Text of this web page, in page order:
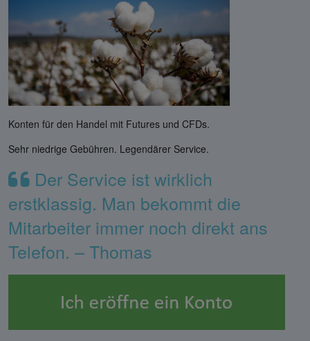
Konten für den Handel mit Futures und CFDs.
Sehr niedrige Gebühren. Legendärer Service.
Der Service ist wirklich
erstklassig. Man bekommt die
Mitarbeiter immer noch direkt ans
Telefon. – Thomas